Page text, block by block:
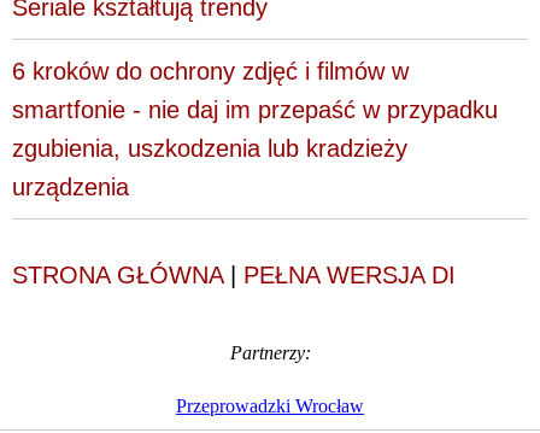
Seriale kształtują trendy
6 kroków do ochrony zdjęć i filmów w
smartfonie - nie daj im przepaść w przypadku
zgubienia, uszkodzenia lub kradzieży
urządzenia
STRONA GŁÓWNA| PEŁNA WERSJA DI
Partnerzy:
Przeprowadzki Wrocław